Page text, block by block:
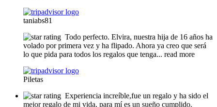
taniabs81
Todo perfecto. Elvira, nuestra hija de 16 años ha
volado por primera vez y ha flipado. Ahora ya creo que será
lo que pida para todos los regalos que tenga... read more
Piletas
Experiencia increíble,fue un regalo y ha sido el
mejor regalo de mi vida, para mí es un sueño cumplido.